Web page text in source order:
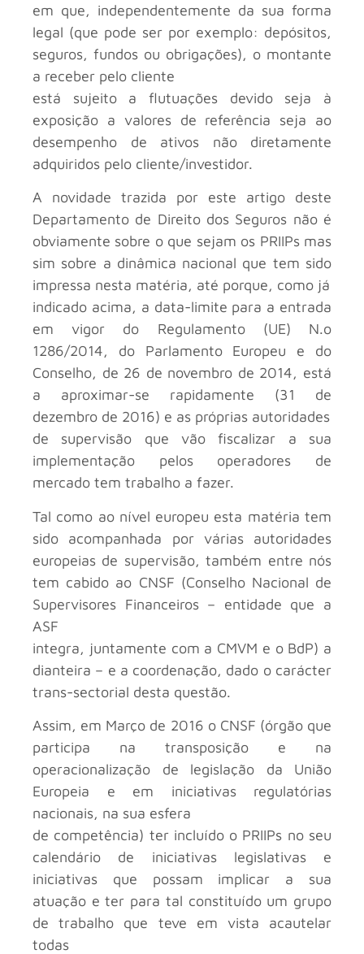
em que, independentemente da sua forma
legal (que pode ser por exemplo: depósitos,
seguros, fundos ou obrigações), o montante
a receber pelo cliente
está sujeito a flutuações devido seja à
exposição a valores de referência seja ao
desempenho de ativos não diretamente
adquiridos pelo cliente/investidor.
A novidade trazida por este artigo deste
Departamento de Direito dos Seguros não é
obviamente sobre o que sejam os PRIIPs mas
sim sobre a dinâmica nacional que tem sido
impressa nesta matéria, até porque, como já
indicado acima, a data-limite para a entrada
em vigor do Regulamento (UE) N.o
1286/2014, do Parlamento Europeu e do
Conselho, de 26 de novembro de 2014, está
a aproximar-se rapidamente (31 de
dezembro de 2016) e as próprias autoridades
de supervisão que vão fiscalizar a sua
implementação pelos operadores de
mercado tem trabalho a fazer.
Tal como ao nível europeu esta matéria tem
sido acompanhada por várias autoridades
europeias de supervisão, também entre nós
tem cabido ao CNSF (Conselho Nacional de
Supervisores Financeiros – entidade que a
ASF
integra, juntamente com a CMVM e o BdP) a
dianteira – e a coordenação, dado o carácter
trans-sectorial desta questão.
Assim, em Março de 2016 o CNSF (órgão que
participa na transposição e na
operacionalização de legislação da União
Europeia e em iniciativas regulatórias
nacionais, na sua esfera
de competência) ter incluído o PRIIPs no seu
calendário de iniciativas legislativas e
iniciativas que possam implicar a sua
atuação e ter para tal constituído um grupo
de trabalho que teve em vista acautelar
todas